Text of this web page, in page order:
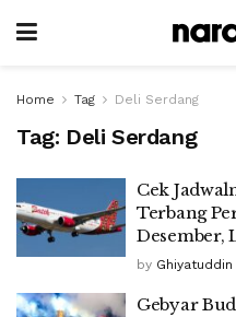
Home Tag Deli Serdang
Tag: Deli Serdang
Cek
Terbang
Desember,
by Ghiyatuddin
Gebyar